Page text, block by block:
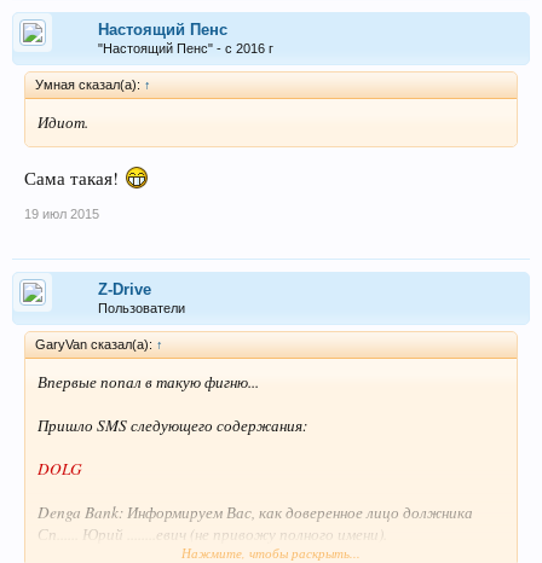
Настоящий Пенс
"Настоящий Пенс" - с 2016 г
Умная сказал(а): ↑
Идиот.
Сама такая!
19 июл 2015
Z-Drive
Пользователи
GaryVan сказал(а): ↑
Впервые попал в такую фигню...
Пришло SMS следующего содержания:
DOLG
Denga Bank: Информируем Вас, как доверенное лицо должника
Сп...... Юрий ........евич (не привожу полного имени).
Нажмите, чтобы раскрыть...